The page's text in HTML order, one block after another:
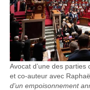
Avocat d’une des
et co-auteur avec
d’un empoisonnement